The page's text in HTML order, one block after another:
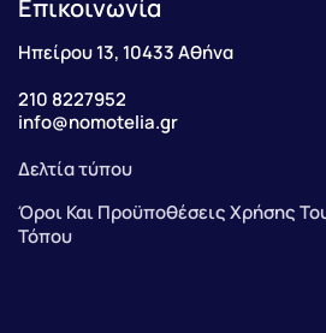
Επικοινωνία
Ηπείρου 13, 10433 Αθήνα
210 8227952
info@nomotelia.gr
Δελτία τύπου
Όροι Και Προϋποθέσεις Χρήσης
Τόπου